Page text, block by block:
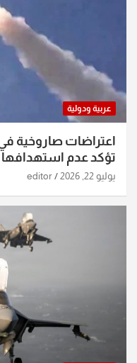
عربية ودولية
اعتراضات صاروخية في
تؤكد عدم استهدافها
يوليو 22, 2026 editor